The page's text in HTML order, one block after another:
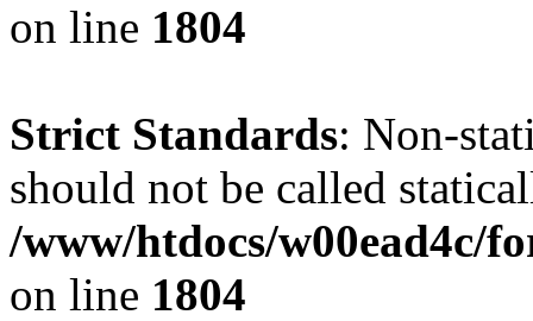
on line 1804
Strict Standards: Non-
should not be called
/www/htdocs/w00ead4c/
on line 1804